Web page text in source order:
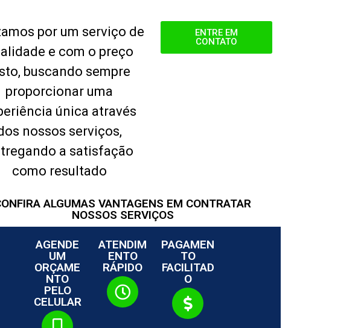
por um serviço de
e com o preço
buscando sempre
proporcionar uma
única através
nossos serviços,
a satisfação
como resultado
ENTRE EM
CONTATO
ALGUMAS VANTAGENS EM CONTRATAR
NOSSOS SERVIÇOS
AGENDE
UM
ORÇAME
NTO
PELO
CELULAR
ATENDIM
ENTO
RÁPIDO
PAGAMEN
TO
FACILITAD
O